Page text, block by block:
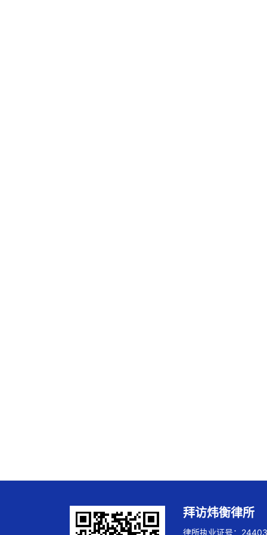
拜访炜衡律所
律所执业证号：